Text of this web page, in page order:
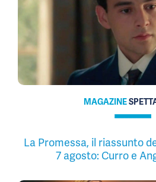
MAGAZINE
La Promessa, il riassunto
7 agosto: Curro e